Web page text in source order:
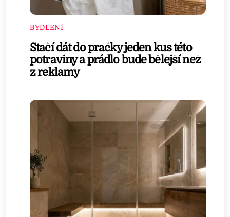
BYDLENÍ
Stačí dát do pračky jeden kus této
potraviny a prádlo bude bělejší než
z reklamy